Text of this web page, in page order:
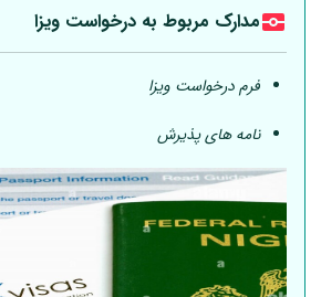
مدارک مربوط به درخواست ویزا
فرم درخواست ویزا
نامه های پذیرش